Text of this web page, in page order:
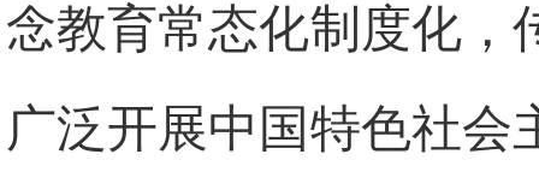
念教育常态化制度化，
广泛开展中国特色社会